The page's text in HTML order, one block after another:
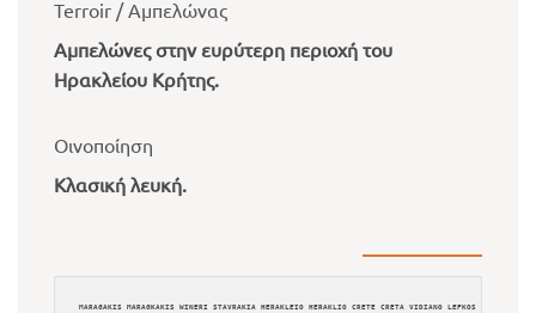
Terroir / Αμπελώνας
Αμπελώνες στην ευρύτερη περιοχή του
Ηρακλείου Κρήτης.
Οινοποίηση
Κλασική λευκή.
MARAGAKIS MARAGKAKIS WINERI STAVRAKIA HERAKLEIO HERAKLIO CRETE CRETA VIDIANO LEFKOS